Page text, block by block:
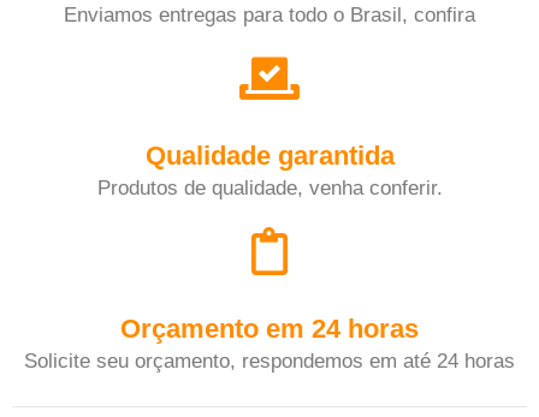
Enviamos entregas para todo o Brasil, confira
Qualidade garantida
Produtos de qualidade, venha conferir.
Orçamento em 24 horas
Solicite seu orçamento, respondemos em até 24 horas